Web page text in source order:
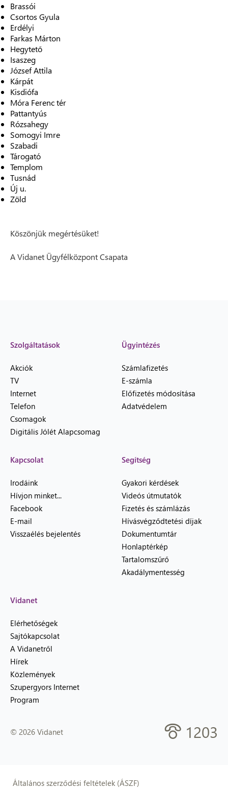
Brassói
Csortos Gyula
Erdélyi
Farkas Márton
Hegytető
Isaszeg
József Attila
Kárpát
Kisdiófa
Móra Ferenc tér
Pattantyús
Rózsahegy
Somogyi Imre
Szabadi
Tárogató
Templom
Tusnád
Új u.
Zöld
Köszönjük megértésüket!
A Vidanet Ügyfélközpont Csapata
Szolgáltatások
Akciók
TV
Internet
Telefon
Csomagok
Digitális Jólét Alapcsomag
Ügyintézés
Számlafizetés
E-számla
Előfizetés módosítása
Adatvédelem
Kapcsolat
Irodáink
Hívjon minket...
Facebook
E-mail
Visszaélés bejelentés
Segítség
Gyakori kérdések
Videós útmutatók
Fizetés és számlázás
Hívásvégződtetési díjak
Dokumentumtár
Honlaptérkép
Tartalomszűrő
Akadálymentesség
Vidanet
Elérhetőségek
Sajtókapcsolat
A Vidanetről
Hírek
Közlemények
Szupergyors Internet
Program
© 2026 Vidanet 1203
Általános szerződési feltételek (ÁSZF)